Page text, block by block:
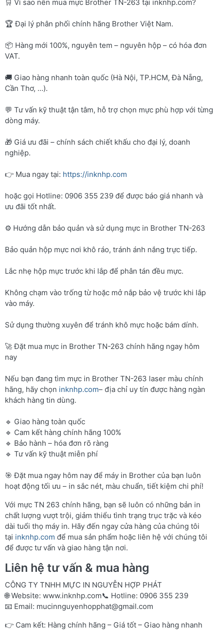
🛒 Vì sao nên mua mực Brother TN-263 tại inknhp.com?
🏆 Đại lý phân phối chính hãng Brother Việt Nam.
📦 Hàng mới 100%, nguyên tem – nguyên hộp – có hóa đơn
VAT.
🚚 Giao hàng nhanh toàn quốc (Hà Nội, TP.HCM, Đà Nẵng,
Cần Thơ, …).
💬 Tư vấn kỹ thuật tận tâm, hỗ trợ chọn mực phù hợp với từng
dòng máy.
🎁 Giá ưu đãi – chính sách chiết khấu cho đại lý, doanh
nghiệp.
👉 Mua ngay tại: https://inknhp.com
hoặc gọi Hotline: 0906 355 239 để được báo giá nhanh và
ưu đãi tốt nhất.
⚙️ Hướng dẫn bảo quản và sử dụng mực in Brother TN-263
Bảo quản hộp mực nơi khô ráo, tránh ánh nắng trực tiếp.
Lắc nhẹ hộp mực trước khi lắp để phân tán đều mực.
Không chạm vào trống từ hoặc mở nắp bảo vệ trước khi lắp
vào máy.
Sử dụng thường xuyên để tránh khô mực hoặc bám dính.
🚀 Đặt mua mực in Brother TN-263 chính hãng ngay hôm
nay
Nếu bạn đang tìm mực in Brother TN-263 laser màu chính
hãng, hãy chọn inknhp.com– địa chỉ uy tín được hàng ngàn
khách hàng tin dùng.
🔹 Giao hàng toàn quốc
🔹 Cam kết hàng chính hãng 100%
🔹 Bảo hành – hóa đơn rõ ràng
🔹 Tư vấn kỹ thuật miễn phí
🎯 Đặt mua ngay hôm nay để máy in Brother của bạn luôn
hoạt động tối ưu – in sắc nét, màu chuẩn, tiết kiệm chi phí!
Với mực TN 263 chính hãng, bạn sẽ luôn có những bản in
chất lượng vượt trội, giảm thiểu tình trạng trục trặc và kéo
dài tuổi thọ máy in. Hãy đến ngay cửa hàng của chúng tôi
tại inknhp.com để mua sản phẩm hoặc liên hệ với chúng tôi
để được tư vấn và giao hàng tận nơi.
Liên hệ tư vấn & mua hàng
CÔNG TY TNHH MỰC IN NGUYỄN HỢP PHÁT
🌐 Website: www.inknhp.com📞 Hotline: 0906 355 239
📧 Email: mucinnguyenhopphat@gmail.com
👉 Cam kết: Hàng chính hãng – Giá tốt – Giao hàng nhanh